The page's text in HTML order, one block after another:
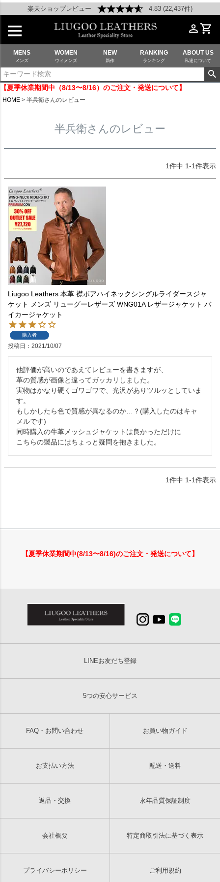
楽天ショップレビュー 4.83 (22,437件)
MENS
メンズ
WOMEN
ウィメンズ
NEW
新作
RANKING
ランキング
ABOUT US
私達について
【夏季休業期間中（8/13〜8/16）のご注文・発送について】
HOME 半兵衛さんのレビュー
半兵衛さんのレビュー
1件中 1-1件表示
Liugoo Leathers 本革 襟ボアハイネックシングルライダースジャ
ケット メンズ リューグーレザーズ WNG01A レザージャケット バ
イカージャケット
購入者
投稿日 2021/10/07
他評価が高いのであえてレビューを書きますが、
革の質感が画像と違ってガッカリしました。
実物はかなり硬くゴワゴワで、光沢がありツルッとしていま
す。
もしかしたら色で質感が異なるのか…？(購入したのはキャ
メルです)
同時購入の牛革メッシュジャケットは良かっただけに
こちらの製品にはちょっと疑問を抱きました。
1件中 1-1件表示
【夏季休業期間中(8/13〜8/16)のご注文・発送について】
LINEお友だち登録
5つの安心サービス
FAQ・お問い合わせ お買い物ガイド
お支払い方法 配送・送料
返品・交換 永年品質保証制度
会社概要 特定商取引法に基づく表示
プライバシーポリシー ご利用規約